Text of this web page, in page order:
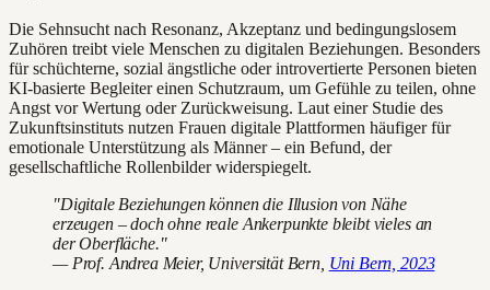
Die Sehnsucht nach Resonanz, Akzeptanz und bedingungslosem
Zuhören treibt viele Menschen zu digitalen Beziehungen. Besonders
für schüchterne, sozial ängstliche oder introvertierte Personen bieten
KI-basierte Begleiter einen Schutzraum, um Gefühle zu teilen, ohne
Angst vor Wertung oder Zurückweisung. Laut einer Studie des
Zukunftsinstituts nutzen Frauen digitale Plattformen häufiger für
emotionale Unterstützung als Männer – ein Befund, der
gesellschaftliche Rollenbilder widerspiegelt.
"Digitale Beziehungen können die Illusion von Nähe
erzeugen – doch ohne reale Ankerpunkte bleibt vieles an
der Oberfläche."
— Prof. Andrea Meier, Universität Bern, Uni Bern, 2023